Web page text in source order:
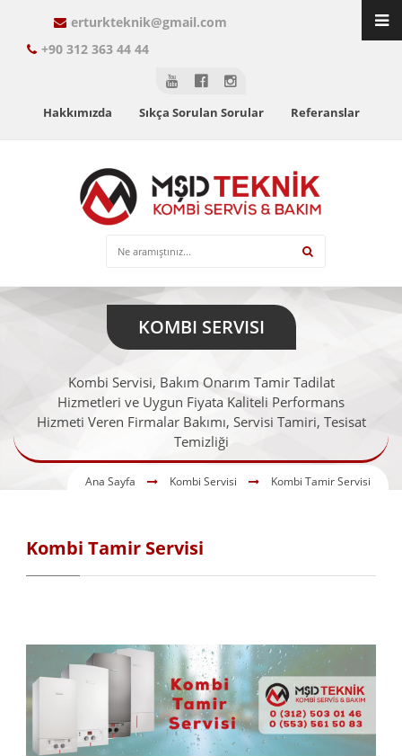
erturkteknik@gmail.com
+90 312 363 44 44
Hakkımızda Sıkça Sorulan Sorular Referanslar
KOMBI SERVISI
Kombi Servisi, Bakım Onarım Tamir Tadilat
Hizmetleri ve Uygun Fiyata Kaliteli Performans
Hizmeti Veren Firmalar Bakımı, Servisi Tamiri, Tesisat
Temizliği
Ana Sayfa Kombi Servisi Kombi Tamir Servisi
Kombi Tamir Servisi